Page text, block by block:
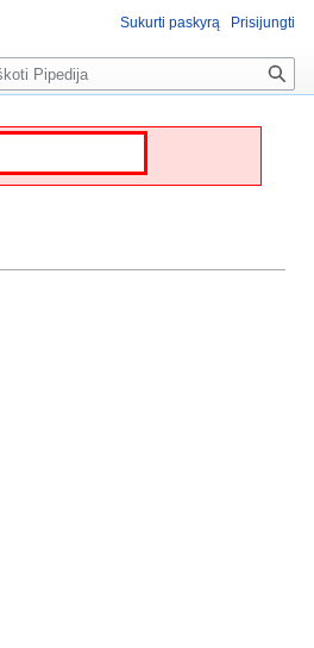
Sukurti paskyrą Prisijungti